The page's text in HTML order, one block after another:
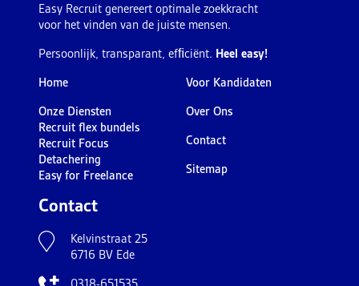
Easy Recruit genereert optimale zoekkracht
voor het vinden van de juiste mensen.
Persoonlijk, transparant, efﬁciënt. Heel easy!
Home
Onze Diensten
Recruit flex bundels
Recruit Focus
Detachering
Easy for Freelance
Voor Kandidaten
Over Ons
Contact
Sitemap
Contact
Kelvinstraat 25
6716 BV Ede